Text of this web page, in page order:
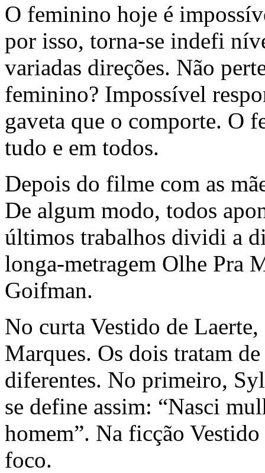
O feminino hoje é
por isso, torna-se indefi
variadas direções. Não
feminino? Impossível
gaveta que o comporte. O
tudo e em todos.
Depois do filme com as
De algum modo, todos
últimos trabalhos dividi a
longa-metragem Olhe Pra
Goifman.
No curta Vestido de
Marques. Os dois tratam
diferentes. No primeiro,
se define assim: “Nasci
homem”. Na ficção
foco.